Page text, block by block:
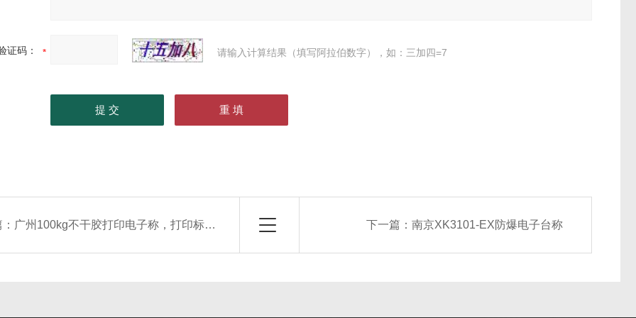
证码： 请输入计算结果（填写阿拉伯数字），如：三加四=7
广州100kg不干胶打印电子称，打印标签电子台秤 下一篇： 南京XK3101-EX防爆电子台称